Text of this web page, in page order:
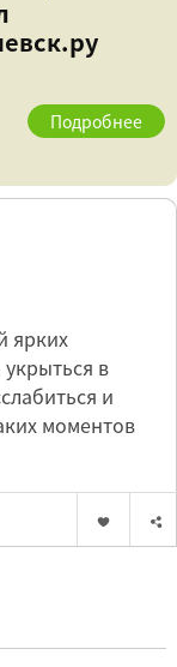
Подробнее
ярких
в
и
моментов